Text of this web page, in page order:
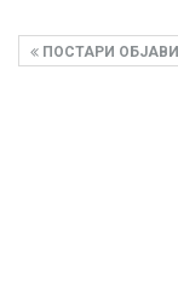
ПОСТАРИ ОБЈАВИ